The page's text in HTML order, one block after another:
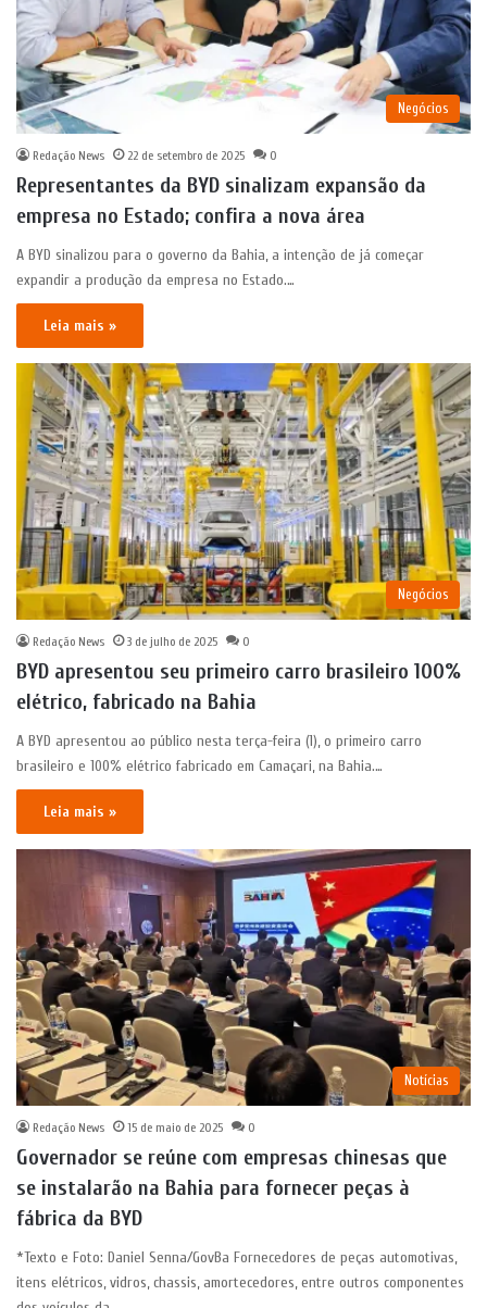
Negócios
Redação News 22 de setembro de 2025 0
Representantes da BYD sinalizam expansão da
empresa no Estado; confira a nova área
A BYD sinalizou para o governo da Bahia, a intenção de já começar
expandir a produção da empresa no Estado.…
Leia mais »
Negócios
Redação News 3 de julho de 2025 0
BYD apresentou seu primeiro carro brasileiro 100%
elétrico, fabricado na Bahia
A BYD apresentou ao público nesta terça-feira (1), o primeiro carro
brasileiro e 100% elétrico fabricado em Camaçari, na Bahia.…
Leia mais »
Notícias
Redação News 15 de maio de 2025 0
Governador se reúne com empresas chinesas que
se instalarão na Bahia para fornecer peças à
fábrica da BYD
*Texto e Foto: Daniel Senna/GovBa Fornecedores de peças automotivas,
itens elétricos, vidros, chassis, amortecedores, entre outros componentes